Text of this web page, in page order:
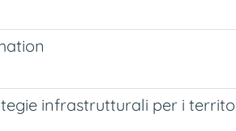
infrastrutturali per i